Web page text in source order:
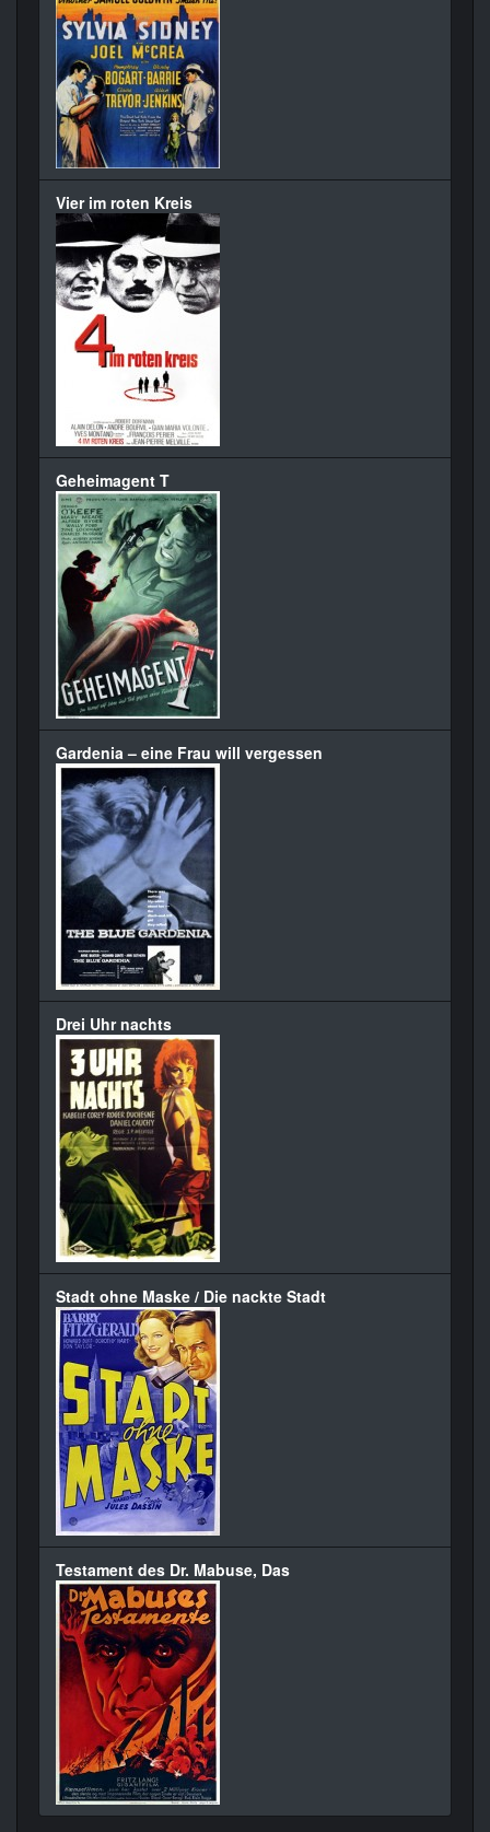
Vier im roten Kreis
Geheimagent T
Gardenia – eine Frau will vergessen
Drei Uhr nachts
Stadt ohne Maske / Die nackte Stadt
Testament des Dr. Mabuse, Das